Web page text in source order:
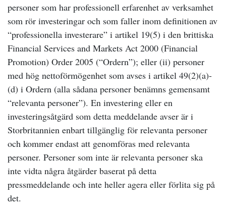
personer som har professionell erfarenhet av verksamhet
som rör investeringar och som faller inom definitionen av
“professionella investerare” i artikel 19(5) i den brittiska
Financial Services and Markets Act 2000 (Financial
Promotion) Order 2005 (“Ordern”); eller (ii) personer
med hög nettoförmögenhet som avses i artikel 49(2)(a)-
(d) i Ordern (alla sådana personer benämns gemensamt
“relevanta personer”). En investering eller en
investeringsåtgärd som detta meddelande avser är i
Storbritannien enbart tillgänglig för relevanta personer
och kommer endast att genomföras med relevanta
personer. Personer som inte är relevanta personer ska
inte vidta några åtgärder baserat på detta
pressmeddelande och inte heller agera eller förlita sig på
det.